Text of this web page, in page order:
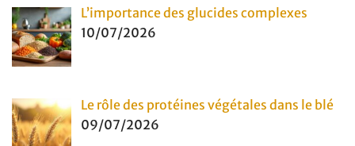
L’importance des glucides complexes
10/07/2026
Le rôle des protéines végétales dans le blé
09/07/2026